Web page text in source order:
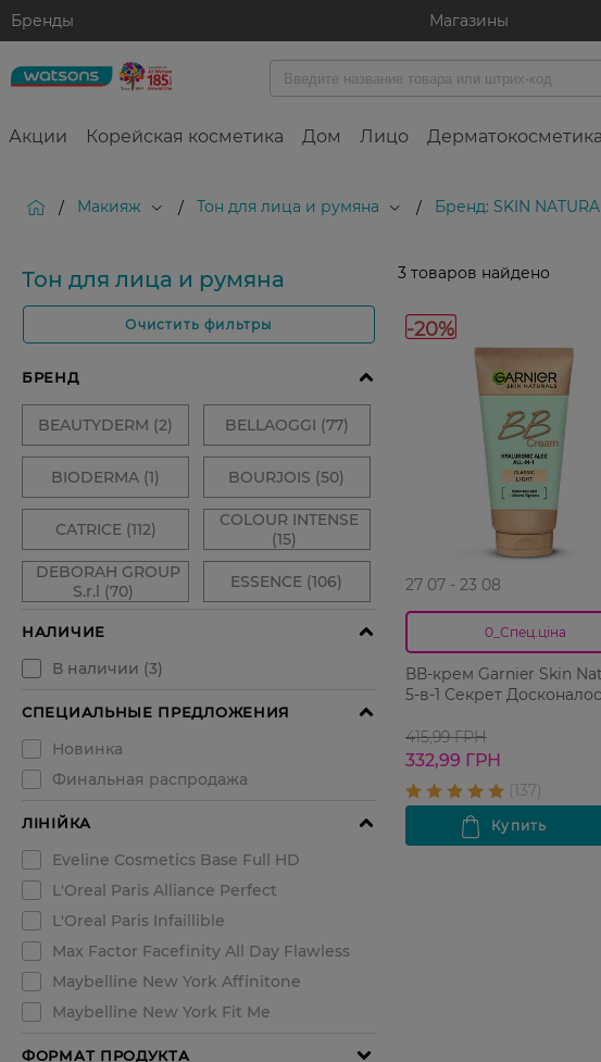
Бренды Магазины
Акции Корейская косметика Дом Лицо Дерматокосметика
/ Макияж / Тон для лица и румяна / Бренд: SKIN
Тон для лица и румяна
Очистить фильтры
3 товаров найдено
-20%
27 07 - 23 08
0_Спец.ціна
ВВ-крем Garnier Skin
5-в-1 Секрет
415,99 ГРН
332,99 ГРН